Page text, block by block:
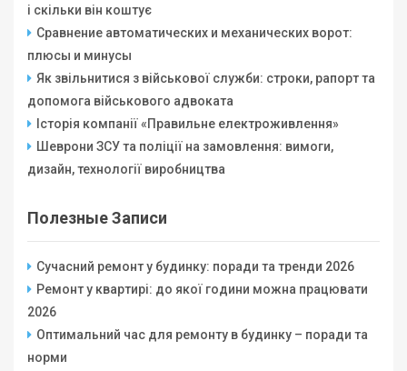
і скільки він коштує
Сравнение автоматических и механических ворот:
плюсы и минусы
Як звільнитися з військової служби: строки, рапорт та
допомога військового адвоката
Історія компанії «Правильне електроживлення»
Шеврони ЗСУ та поліції на замовлення: вимоги,
дизайн, технології виробництва
Полезные Записи
Сучасний ремонт у будинку: поради та тренди 2026
Ремонт у квартирі: до якої години можна працювати
2026
Оптимальний час для ремонту в будинку – поради та
норми